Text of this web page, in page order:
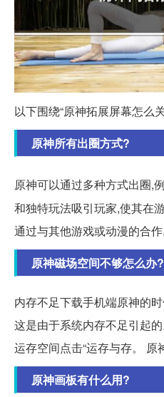
以下围绕“原神拓展屏幕怎么
原神所有出圈方式?
原神可以通过多种方式出圈,
和独特玩法吸引玩家,使其在
通过与其他游戏或动漫的合作
原神磁场空间不够怎么办?
内存不足下载手机端原神的
这是由于系统内存不足引起
运存空间点击“运存与存。 原
原神画板有什么用?